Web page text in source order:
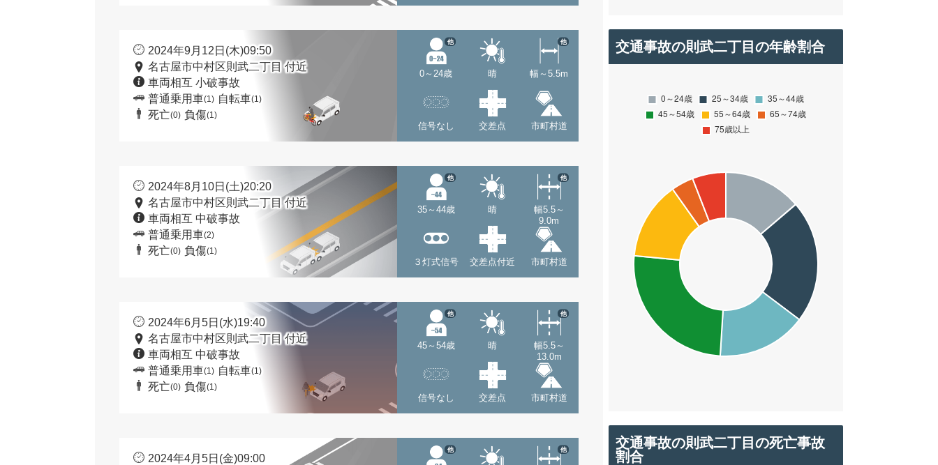
2024年9月12日(木)09:50
名古屋市中村区則武二丁目 付近
車両相互 小破事故
普通乗用車(1) 自転車(1)
死亡(0) 負傷(1)
0～24歳
他
晴 幅～5.5m
他
信号なし 交差点 市町村道
2024年8月10日(土)20:20
名古屋市中村区則武二丁目 付近
車両相互 中破事故
普通乗用車(2)
死亡(0) 負傷(1)
35～44歳
他
晴
幅5.5～
9.0m
他
３灯式信号 交差点付近 市町村道
2024年6月5日(水)19:40
名古屋市中村区則武二丁目 付近
車両相互 中破事故
普通乗用車(1) 自転車(1)
死亡(0) 負傷(1)
45～54歳
他
晴
幅5.5～
13.0m
他
信号なし 交差点 市町村道
2024年4月5日(金)09:00
他 他
交通事故の則武二丁目の年齢割合
交通事故の則武二丁目の死亡事故
割合